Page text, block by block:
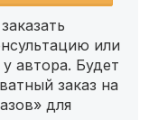
или
у автора. Будет
заказ на
для